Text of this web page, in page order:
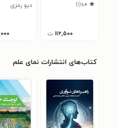
۱٫۰(۱)
۱۱۲,۵۰۰ ت
کتاب)
دیو رمزی
کتاب‌های انتشارات نمای علم